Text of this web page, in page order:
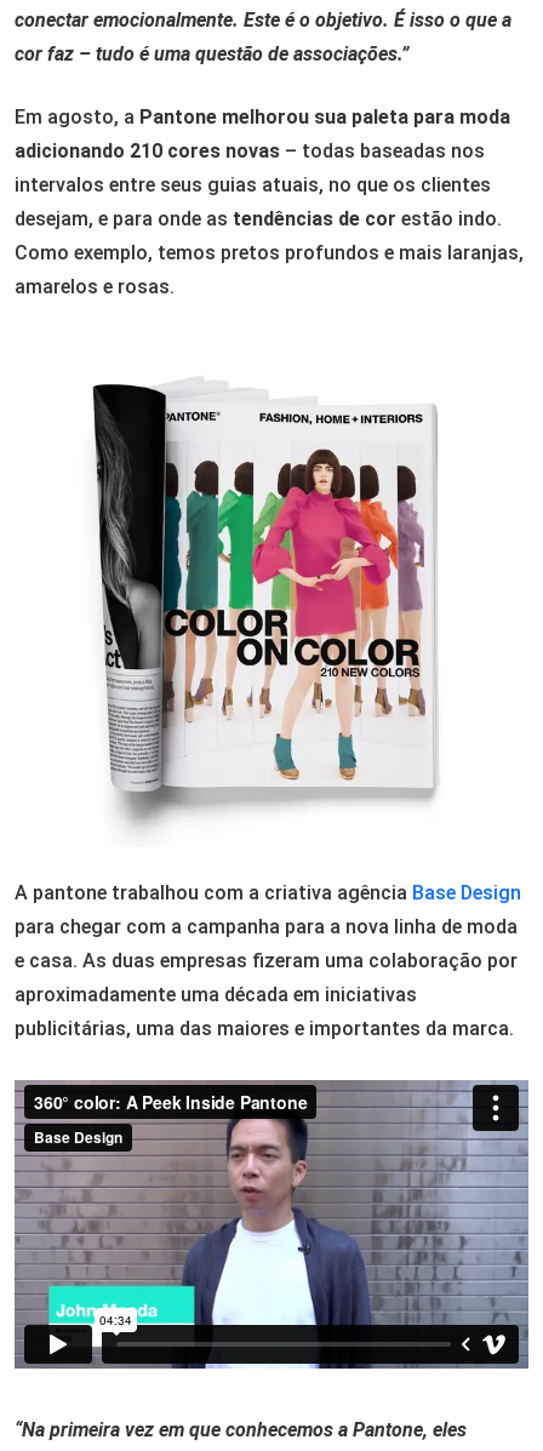
conectar emocionalmente. Este é o objetivo. É isso o que a
cor faz – tudo é uma questão de associações.”
Em agosto, a Pantone melhorou sua paleta para moda
adicionando 210 cores novas – todas baseadas nos
intervalos entre seus guias atuais, no que os clientes
desejam, e para onde as tendências de cor estão indo.
Como exemplo, temos pretos profundos e mais laranjas,
amarelos e rosas.
A pantone trabalhou com a criativa agência Base Design
para chegar com a campanha para a nova linha de moda
e casa. As duas empresas fizeram uma colaboração por
aproximadamente uma década em iniciativas
publicitárias, uma das maiores e importantes da marca.
“Na primeira vez em que conhecemos a Pantone, eles